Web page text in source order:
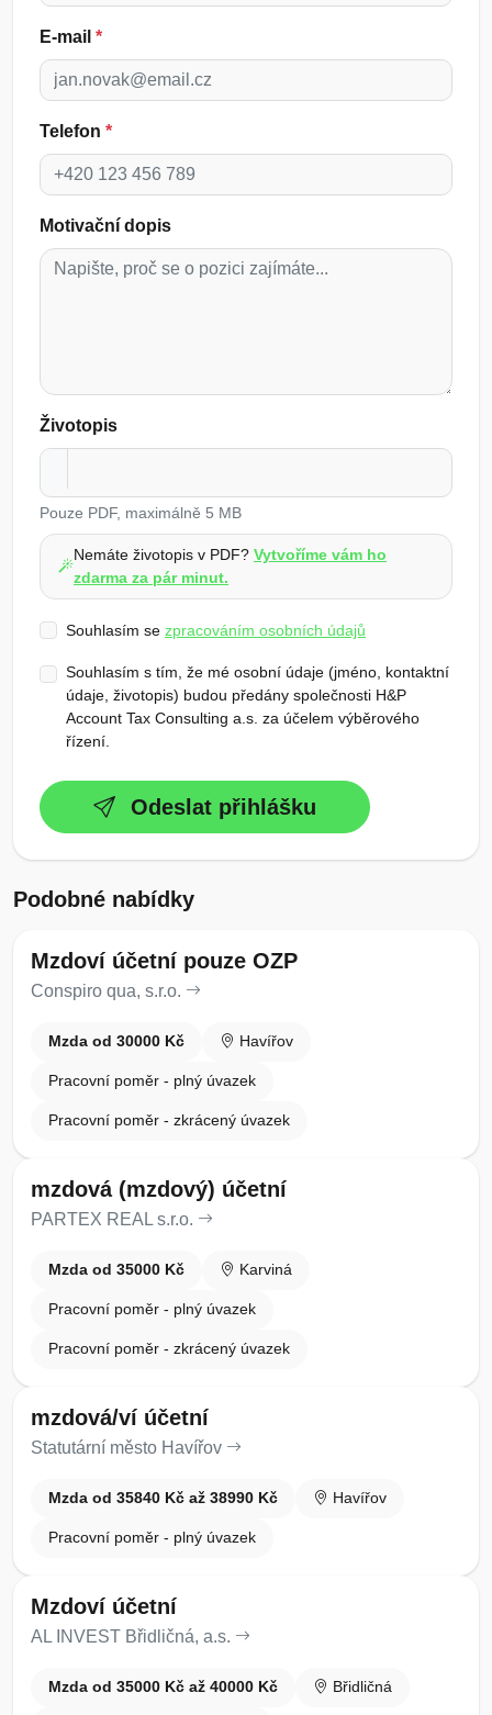
E-mail *
Telefon *
Motivační dopis
Životopis
Pouze PDF, maximálně 5 MB
Nemáte životopis v PDF? Vytvoříme vám ho
zdarma za pár minut.
Souhlasím se zpracováním osobních údajů
Souhlasím s tím, že mé osobní údaje (jméno, kontaktní
údaje, životopis) budou předány společnosti H&P
Account Tax Consulting a.s. za účelem výběrového
řízení.
Odeslat přihlášku
Podobné nabídky
Mzdoví účetní pouze OZP
Conspiro qua, s.r.o.
Mzda od 30000 Kč Havířov
Pracovní poměr - plný úvazek
Pracovní poměr - zkrácený úvazek
mzdová (mzdový) účetní
PARTEX REAL s.r.o.
Mzda od 35000 Kč Karviná
Pracovní poměr - plný úvazek
Pracovní poměr - zkrácený úvazek
mzdová/ví účetní
Statutární město Havířov
Mzda od 35840 Kč až 38990 Kč Havířov
Pracovní poměr - plný úvazek
Mzdoví účetní
AL INVEST Břidličná, a.s.
Mzda od 35000 Kč až 40000 Kč Břidličná